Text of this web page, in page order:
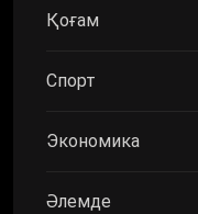
Қоғам
Спорт
Экономика
Әлемде